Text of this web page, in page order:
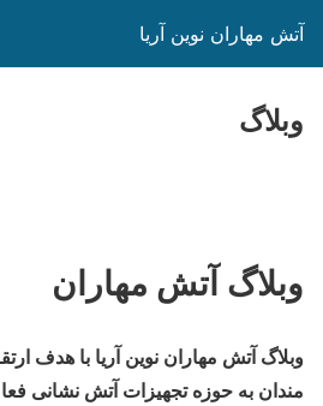
آتش مهاران نوین آریا
وبلاگ
وبلاگ آتش مهاران
وبلاگ آتش مهاران نوین آریا با هدف
مندان به حوزه تجهیزات آتش نشانی